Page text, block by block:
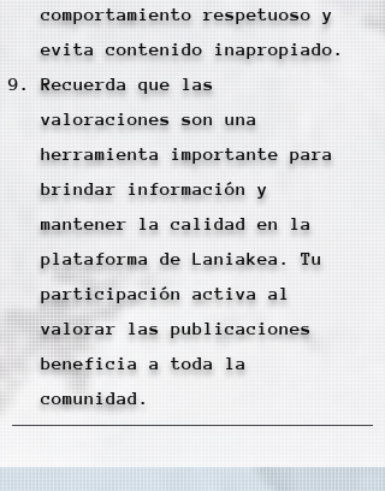
comportamiento respetuoso y
evita contenido inapropiado.
Recuerda que las
valoraciones son una
herramienta importante para
brindar información y
mantener la calidad en la
plataforma de Laniakea. Tu
participación activa al
valorar las publicaciones
beneficia a toda la
comunidad.